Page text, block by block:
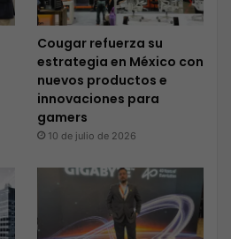
Cougar refuerza su
estrategia en México con
nuevos productos e
innovaciones para
gamers
10 de julio de 2026